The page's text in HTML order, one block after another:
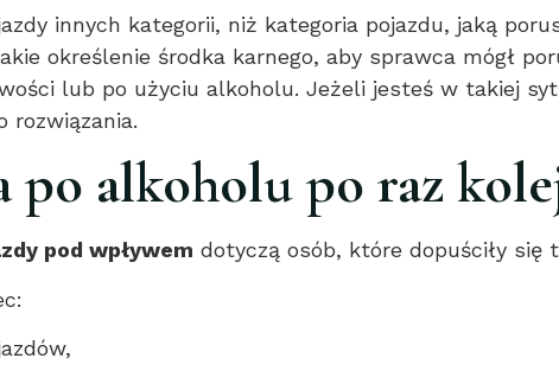
innych kategorii, niż kategoria pojazdu, jaką
określenie środka karnego, aby sprawca mógł
lub po użyciu alkoholu. Jeżeli jesteś w takiej
rozwiązania.
po alkoholu po raz
pod wpływem dotyczą osób, które dopuściły się